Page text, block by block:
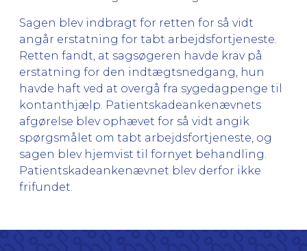
Sagen blev indbragt for retten for så vidt
angår erstatning for tabt arbejdsfortjeneste.
Retten fandt, at sagsøgeren havde krav på
erstatning for den indtægtsnedgang, hun
havde haft ved at overgå fra sygedagpenge til
kontanthjælp. Patientskadeankenævnets
afgørelse blev ophævet for så vidt angik
spørgsmålet om tabt arbejdsfortjeneste, og
sagen blev hjemvist til fornyet behandling.
Patientskadeankenævnet blev derfor ikke
frifundet.